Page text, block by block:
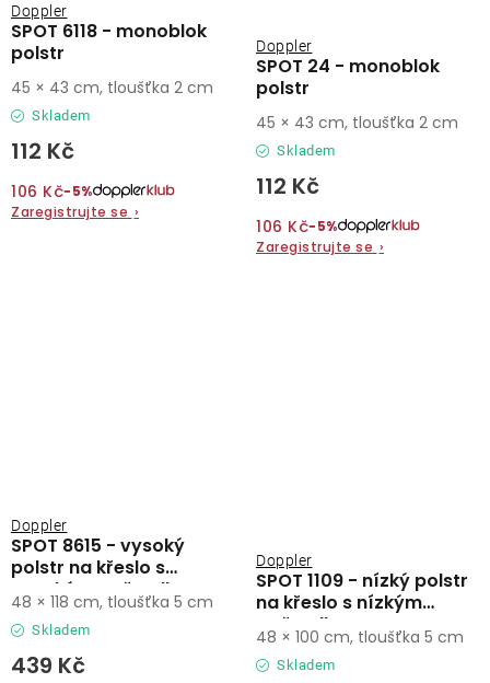
SPOT 6118 - monoblok
polstr
Doppler
Skladem
112 Kč
106 Kč−5%
Zaregistrujte se ›
45 × 43 cm, tloušťka 2 cm
SPOT 24 - monoblok
polstr
Doppler
Skladem
112 Kč
106 Kč−5%
Zaregistrujte se ›
45 × 43 cm, tloušťka 2 cm
SPOT 8615 - vysoký
polstr na křeslo s
vysokým opěradlem
Doppler
Skladem
439 Kč
48 × 118 cm, tloušťka 5 cm
SPOT 1109 - nízký polstr
na křeslo s nízkým
opěradlem
Doppler
Skladem
48 × 100 cm, tloušťka 5 cm